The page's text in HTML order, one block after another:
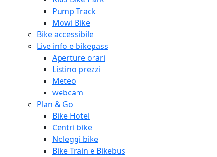
Pump Track
Mowi Bike
Bike accessibile
Live info e bikepass
Aperture orari
Listino prezzi
Meteo
webcam
Plan & Go
Bike Hotel
Centri bike
Noleggi bike
Bike Train e Bikebus